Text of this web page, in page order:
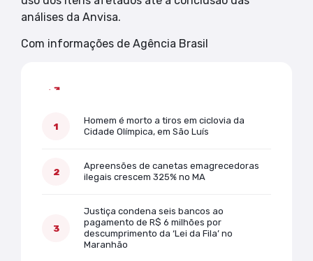
análises da Anvisa.
Com informações de Agência Brasil
Homem é morto a tiros em ciclovia da
Cidade Olímpica, em São Luís
Apreensões de canetas emagrecedoras
ilegais crescem 325% no MA
Justiça condena seis bancos ao
pagamento de R$ 6 milhões por
descumprimento da ‘Lei da Fila’ no
Maranhão